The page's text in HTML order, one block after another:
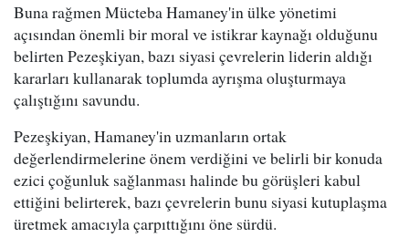
Buna rağmen Mücteba Hamaney'in ülke yönetimi
açısından önemli bir moral ve istikrar kaynağı olduğunu
belirten Pezeşkiyan, bazı siyasi çevrelerin liderin aldığı
kararları kullanarak toplumda ayrışma oluşturmaya
çalıştığını savundu.
Pezeşkiyan, Hamaney'in uzmanların ortak
değerlendirmelerine önem verdiğini ve belirli bir konuda
ezici çoğunluk sağlanması halinde bu görüşleri kabul
ettiğini belirterek, bazı çevrelerin bunu siyasi kutuplaşma
üretmek amacıyla çarpıttığını öne sürdü.